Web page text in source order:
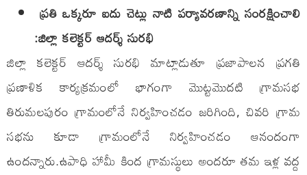
ప్రతి ఒక్కరూ ఐదు చెట్లు నాటి పర్యావరణాన్ని సంరక్షించాలి
:జిల్లా కలెక్టర్ ఆదర్శ్ సురభి
జిల్లా కలెక్టర్ ఆదర్శ్ సురభి మాట్లాడుతూ ప్రజాపాలన ప్రగతి
ప్రణాళిక కార్యక్రమంలో భాగంగా మొట్టమొదటి గ్రామసభ
తిరుమలపురం గ్రామంలోనే నిర్వహించడం జరిగింది, చివరి గ్రామ
సభను కూడా గ్రామంలోనే నిర్వహించడం ఆనందంగా
ఉందన్నారు.ఉపాధి హామీ కింద గ్రామస్థులు అందరూ తమ ఇళ్ల వద్ద